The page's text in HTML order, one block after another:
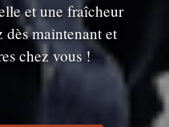
et une fraîcheur
maintenant et
chez vous !